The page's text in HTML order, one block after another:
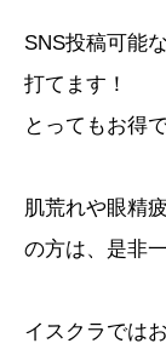
SNS投稿可能
打てます！
とってもお得で
肌荒れや眼精
の方は、是非
イスクラでは